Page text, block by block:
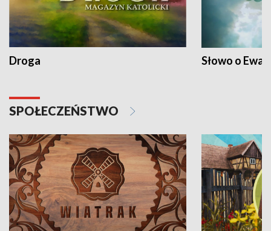
Droga Słowo o
SPOŁECZEŃSTWO